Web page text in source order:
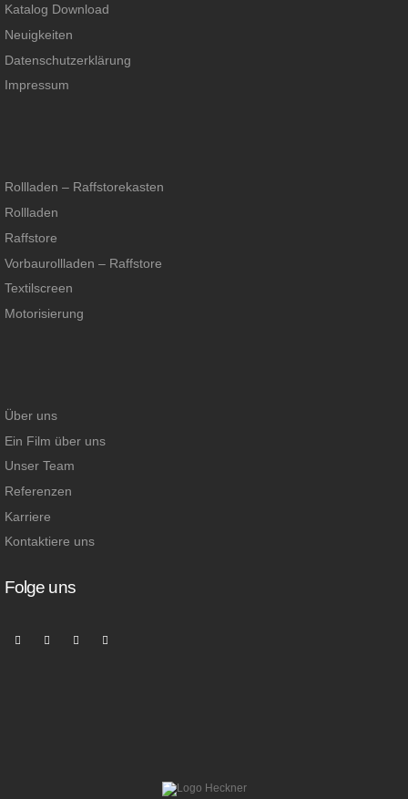
Katalog Download
Neuigkeiten
Datenschutzerklärung
Impressum
Rollladen – Raffstorekasten
Rollladen
Raffstore
Vorbaurollladen – Raffstore
Textilscreen
Motorisierung
Über uns
Ein Film über uns
Unser Team
Referenzen
Karriere
Kontaktiere uns
Folge uns